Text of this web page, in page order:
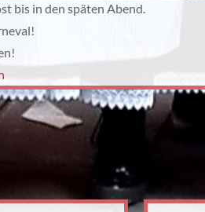
bis in den späten Abend.